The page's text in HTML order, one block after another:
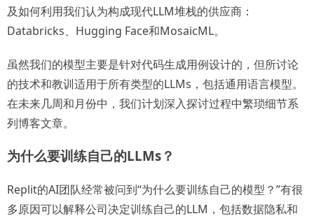
及如何利用我们认为构成现代LLM堆栈的供应商：
Databricks、Hugging Face和MosaicML。
虽然我们的模型主要是针对代码生成用例设计的，但所讨论
的技术和教训适用于所有类型的LLMs，包括通用语言模型。
在未来几周和月份中，我们计划深入探讨过程中繁琐细节系
列博客文章。
为什么要训练自己的LLMs？
Replit的AI团队经常被问到“为什么要训练自己的模型？”有很
多原因可以解释公司决定训练自己的LLM，包括数据隐私和